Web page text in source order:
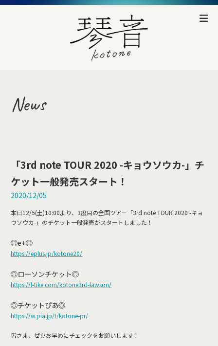
News
「3rd note TOUR 2020 -キョウソウカ-」チ
ケット一般発売スタート！
2020/12/05
本日12/5(土)10:00より、3度目の全国ツアー「3rd note TOUR 2020 -キョ
ウソウカ-」のチケット一般発売がスタートしました！
◎e+◎
https://eplus.jp/kotone20/
◎ローソンチケット◎
https://l-tike.com/kotone3rd-lawson/
◎チケットぴあ◎
https://w.pia.jp/t/kotone-pr/
皆さま、ぜひお早めにチェックをお願いします！